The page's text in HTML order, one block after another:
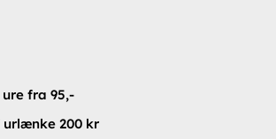
fra 95,-
200 kr